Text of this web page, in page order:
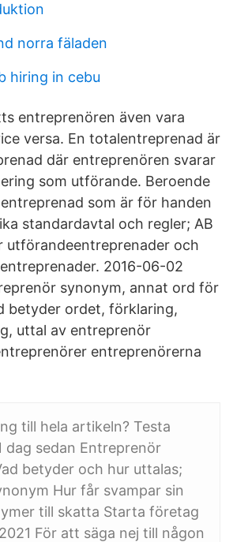
norra fäladen
hiring in cebu
entreprenören även vara
versa. En totalentreprenad är
där entreprenören svarar
som utförande. Beroende
som är för handen
standardavtal och regler; AB
utförandeentreprenader och
2016-06-02
synonym, annat ord för
betyder ordet, förklaring,
uttal av entreprenör
entreprenörerna
till hela artikeln? Testa
dag sedan Entreprenör
betyder och hur uttalas;
Hur får svampar sin
till skatta Starta företag
För att säga nej till någon